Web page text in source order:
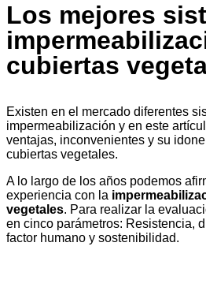
Los mejores
cubiertas
Existen en el mercado diferentes
impermeabilización y en este
ventajas, inconvenientes y su
cubiertas vegetales.
A lo largo de los años podemos
experiencia con la
vegetales. Para realizar la
en cinco parámetros: Resistencia,
factor humano y sostenibilidad.